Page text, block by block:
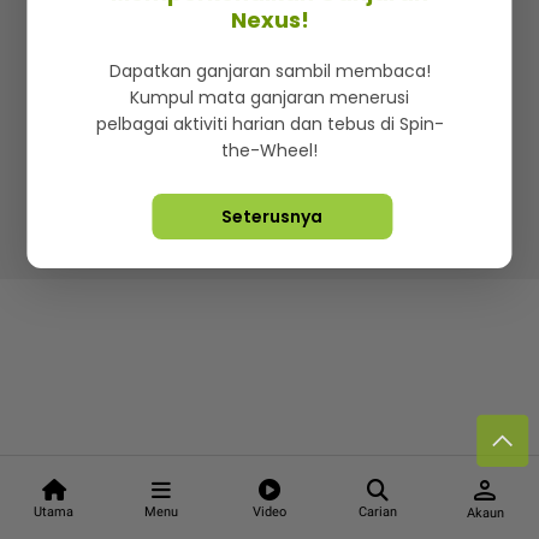
Utama Menu Video Carian
person
Akaun
Iklan di SMG360
Terma & Syarat Dasar Privasi
Lebih hot, viral dan sensasi
Hakcipta Terpelihara ©2026. Star Media Group Berhad
Nexus!
Dapatkan ganjaran sambil membaca!
Kumpul mata ganjaran menerusi
pelbagai aktiviti harian dan tebus di Spin-
the-Wheel!
Seterusnya